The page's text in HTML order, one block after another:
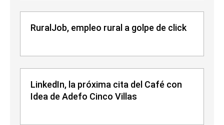
RuralJob, empleo rural a golpe de click
LinkedIn, la próxima cita del Café con
Idea de Adefo Cinco Villas